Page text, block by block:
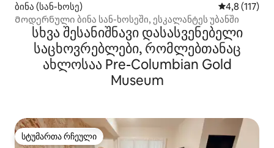
ბინა (სან-ხოსე) საშუალო
4,8 (117)
Მოდერნული ბინა სან-ხოსეში, ესკალანტეს უბანში
სხვა შესანიშნავი დასასვენებელი
საცხოვრებლები, რომლებთანაც
ახლოსაა Pre-Columbian Gold
Museum
სტუმართა რჩეული
სტუმართა რჩეული